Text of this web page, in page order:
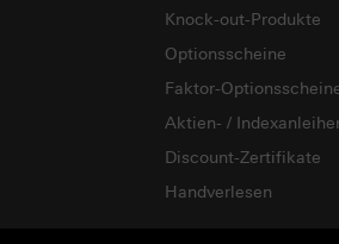
Knock-out-Produkte
Optionsscheine
Faktor-
Aktien- /
Discount-Zertifikate
Handverlesen